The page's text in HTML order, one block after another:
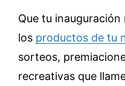
Que tu
los productos de tu
sorteos,
recreativas que